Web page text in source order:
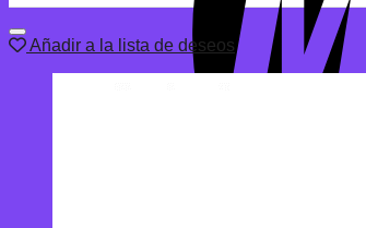
Añadir a la lista de deseos